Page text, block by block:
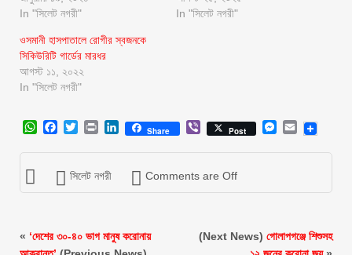
In "সিলেট নগরী"
In "সিলেট নগরী"
ওসমানী হাসপাতালে রোগীর স্বজনকে
সিকিউরিটি গার্ডের মারধর
আগস্ট ১১, ২০২২
In "সিলেট নগরী"
WhatsApp
Facebook
Twitter
Print LinkedIn
Share ViberPost Messenger
Email
সিলেট নগরী Comments are Off
« ‘দেশের ৩০-৪০ ভাগ মানুষ করোনায়
(Next News) গোলাপগঞ্জে শিশুসহ